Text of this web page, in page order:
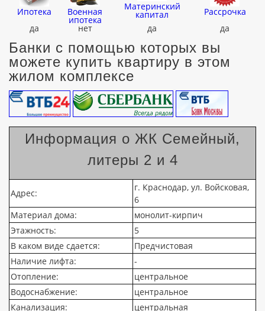
Ипотека Военная
ипотека
Материнский
капитал
Рассрочка
да
нет да да
Банки с помощью которых вы
можете купить квартиру в этом
жилом комплексе
Информация о ЖК Семейный,
литеры 2 и 4
Адрес:
г. Краснодар, ул. Войсковая,
6
Материал дома:
монолит-кирпич
Этажность:
5
В каком виде сдается:
Предчистовая
Наличие лифта:
-
Отопление:
центральное
Водоснабжение:
центральное
Канализация:
центральная